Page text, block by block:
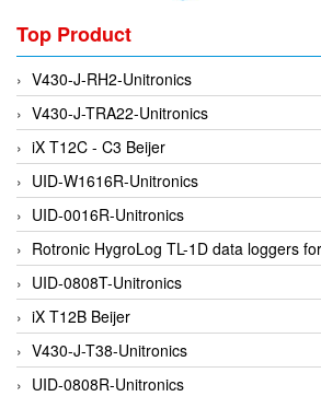
Danfoss
Datalogic Vietnam
Datexel
Debron VietNam
DEIF
Delmhorst VietNam
DELTA
Delta Ohm
Delta sensor
Delta-mobrey
DEMA Engineering/ Foam- IT
DESAX
Top Product
V430-J-RH2-Unitronics
V430-J-TRA22-Unitronics
iX T12C - C3 Beijer
UID-W1616R-Unitronics
UID-0016R-Unitronics
Rotronic HygroLog TL-1D data loggers
UID-0808T-Unitronics
iX T12B Beijer
V430-J-T38-Unitronics
UID-0808R-Unitronics